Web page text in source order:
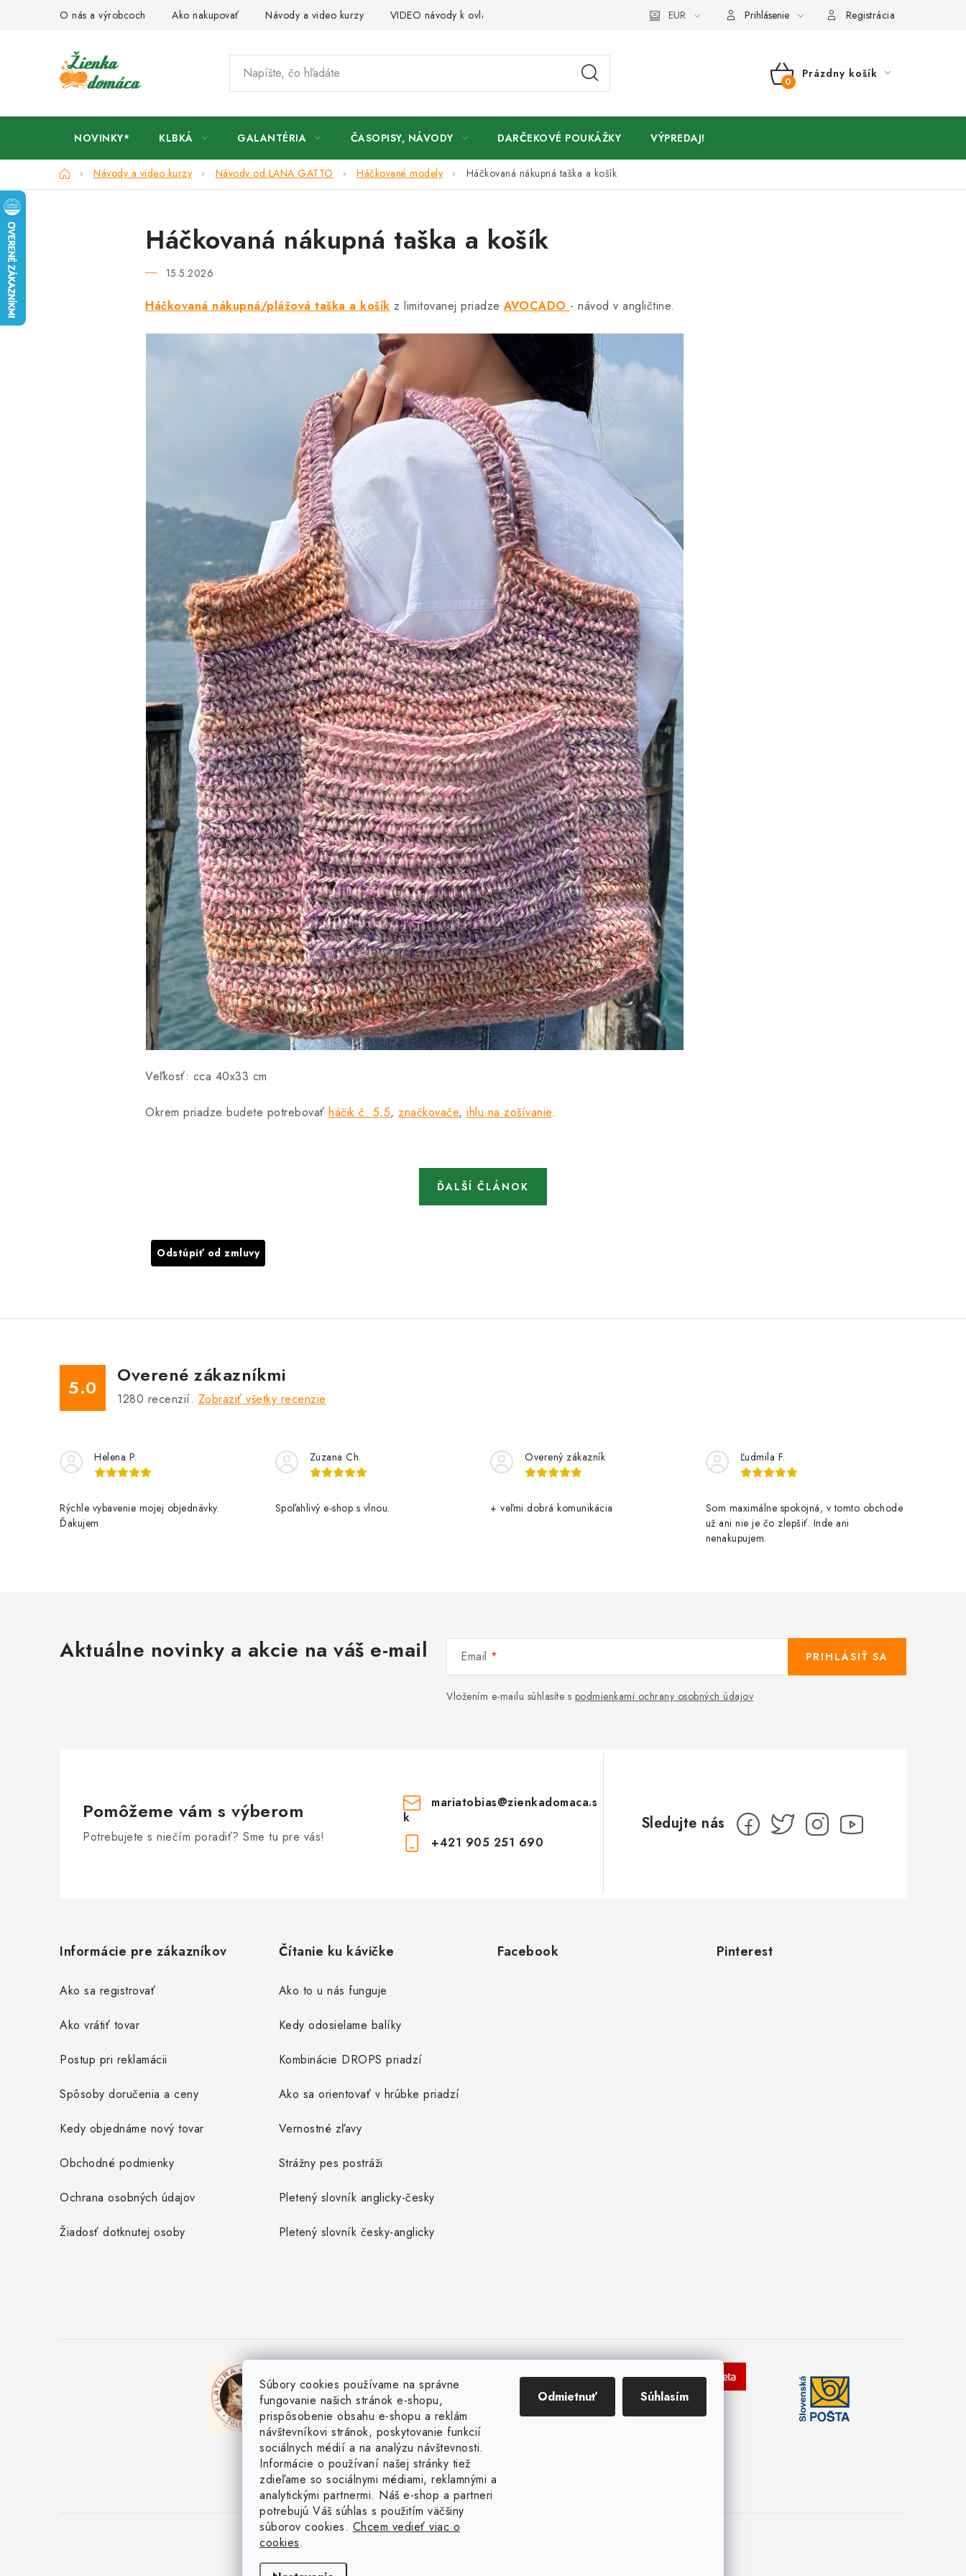
Súbory cookies používame na správne
fungovanie našich stránok e-shopu,
prispôsobenie obsahu e-shopu a reklám
návštevníkovi stránok, poskytovanie funkcií
sociálnych médií a na analýzu návštevnosti.
Informácie o používaní našej stránky tiež
zdieľame so sociálnymi médiami, reklamnými a
analytickými partnermi. Náš e-shop a partneri
potrebujú Váš súhlas s použitím väčšiny
súborov cookies. Chcem vedieť viac o
cookies.
Odmietnuť Súhlasím
O nás a výrobcoch Ako nakupovať Návody a video kurzy VIDEO návody k ovládaniu e-shopu KontaktyEUR Prihlásenie Registrácia
NÁKUPNÝ
Prázdny košík
NOVINKY* KLBKÁ GALANTÉRIA ČASOPISY, NÁVODY DARČEKOVÉ POUKÁŽKY VÝPREDAJ!
DomovNávody a video kurzy Návody od LANA GATTO Háčkované modely Háčkovaná nákupná taška a košík
Háčkovaná nákupná taška a košík
15.5.2026
Háčkovaná nákupná/plážová taška a košík z limitovanej priadzeAVOCADO - návod v angličtine.
Veľkosť: cca 40x33 cm
Okrem priadze budete potrebovať háčik č. 5,5, značkovače, ihlu na zošívanie.
ĎALŠÍ ČLÁNOK
Odstúpiť od zmluvy
5.0
Overené zákazníkmi
1280 recenzií. Zobraziť všetky recenzie
Helena P.
Rýchle vybavenie mojej objednávky.
Ďakujem
Zuzana Ch.
Spoľahlivý e-shop s vlnou.
Overený zákazník
+ veľmi dobrá komunikácia
Ľudmila F.
Som maximálne spokojná, v tomto obchode
už ani nie je čo zlepšiť. Inde ani
nenakupujem.
Aktuálne novinky a akcie na váš e-mail Email
Vložením e-mailu súhlasíte s podmienkami ochrany osobných údajov
PRIHLÁSIŤ SA
Pomôžeme vám s výberom
Potrebujete s niečím poradiť? Sme tu pre vás!
mariatobias@zienkadomaca.s
k
+421 905 251 690
Informácie pre zákazníkov
Ako sa registrovať
Ako vrátiť tovar
Postup pri reklamácii
Spôsoby doručenia a ceny
Kedy objednáme nový tovar
Obchodné podmienky
Ochrana osobných údajov
Žiadosť dotknutej osoby
Čítanie ku kávičke
Ako to u nás funguje
Kedy odosielame balíky
Kombinácie DROPS priadzí
Ako sa orientovať v hrúbke priadzí
Vernostné zľavy
Strážny pes postráži
Pletený slovník anglicky-česky
Pletený slovník česky-anglicky
Facebook Pinterest